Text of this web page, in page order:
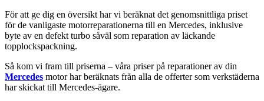
För att ge dig en översikt har vi beräknat det genomsnittliga priset
för de vanligaste motorreparationerna till en Mercedes, inklusive
byte av en defekt turbo såväl som reparation av läckande
topplockspackning.
Så kom vi fram till priserna – våra priser på reparationer av din
Mercedes motor har beräknats från alla de offerter som verkstäderna
har skickat till Mercedes-ägare.